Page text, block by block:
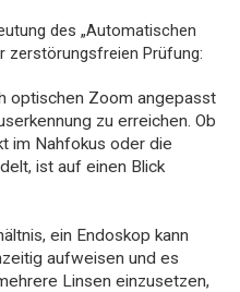
des „Automatischen
zerstörungsfreien Prüfung:
optischen Zoom angepasst
zu erreichen. Ob
im Nahfokus oder die
ist auf einen Blick
ein Endoskop kann
aufweisen und es
Linsen einzusetzen,